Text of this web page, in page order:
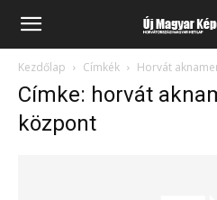
Kezdőlap Címkék Horvát
Címke: horvát
központ